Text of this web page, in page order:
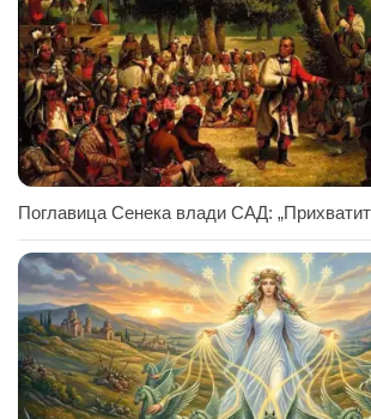
Поглавица Сенека влади САД: